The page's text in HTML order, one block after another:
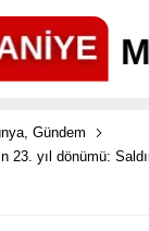
, Gündem
23. yıl dönümü: